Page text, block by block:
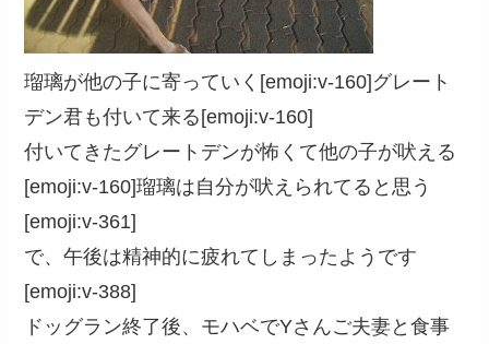
瑠璃が他の子に寄っていく[emoji:v-160]グレート
デン君も付いて来る[emoji:v-160]
付いてきたグレートデンが怖くて他の子が吠える
[emoji:v-160]瑠璃は自分が吠えられてると思う
[emoji:v-361]
で、午後は精神的に疲れてしまったようです
[emoji:v-388]
ドッグラン終了後、モハベでYさんご夫妻と食事